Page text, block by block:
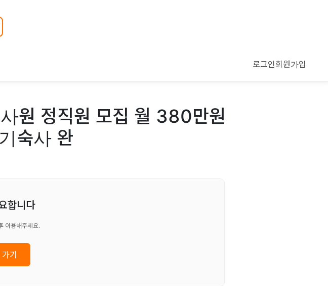
로그인회원가입
원 정직원 모집 월 380만원
숙사 완
합니다
이용해주세요.
기